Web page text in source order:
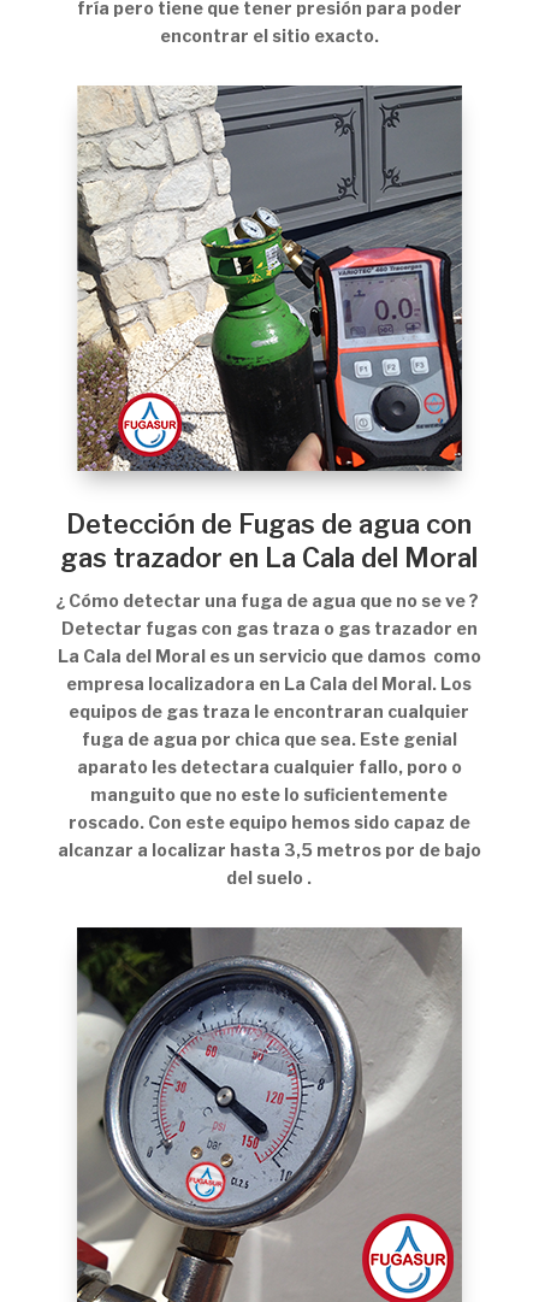
fría pero tiene que tener presión para poder
encontrar el sitio exacto.
Detección de Fugas de agua con
gas trazador en La Cala del Moral
¿ Cómo detectar una fuga de agua que no se ve ?
Detectar fugas con gas traza o gas trazador en
La Cala del Moral es un servicio que damos como
empresa localizadora en La Cala del Moral. Los
equipos de gas traza le encontraran cualquier
fuga de agua por chica que sea. Este genial
aparato les detectara cualquier fallo, poro o
manguito que no este lo suficientemente
roscado. Con este equipo hemos sido capaz de
alcanzar a localizar hasta 3,5 metros por de bajo
del suelo .